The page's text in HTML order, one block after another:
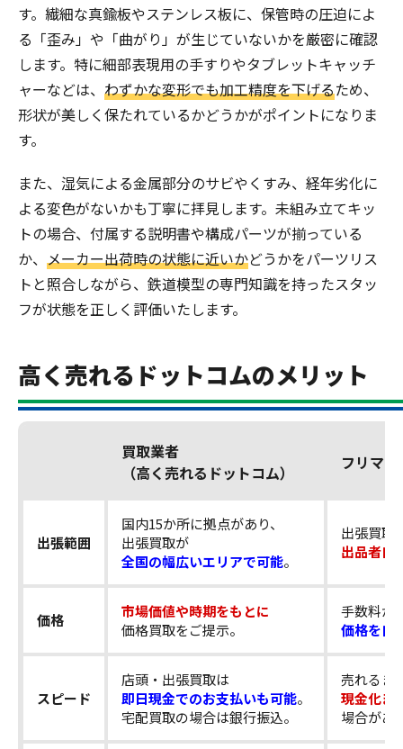
す。繊細な真鍮板やステンレス板に、保管時の圧迫によ
る「歪み」や「曲がり」が生じていないかを厳密に確認
します。特に細部表現用の手すりやタブレットキャッチ
ャーなどは、 わずかな変形でも加工精度を下げるため、
形状が美しく保たれているかどうかがポイントになりま
す。
また、湿気による金属部分のサビやくすみ、経年劣化に
よる変色がないかも丁寧に拝見します。未組み立てキッ
トの場合、付属する説明書や構成パーツが揃っている
か、 メーカー出荷時の状態に近いかどうかをパーツリス
トと照合しながら、鉄道模型の専門知識を持ったスタッ
フが状態を正しく評価いたします。
高く売れるドットコムのメリット
買取業者
（高く売れるドットコム）
フリマ
出張範囲
国内15か所に拠点があり、
出張買取が
全国の幅広いエリアで可能。
出張買取
出品者自
価格
市場価値や時期をもとに
価格買取をご提示。
手数料が
価格を自
スピード
店頭・出張買取は
即日現金でのお支払いも可能。
宅配買取の場合は銀行振込。
売れるま
現金化ま
場合があ